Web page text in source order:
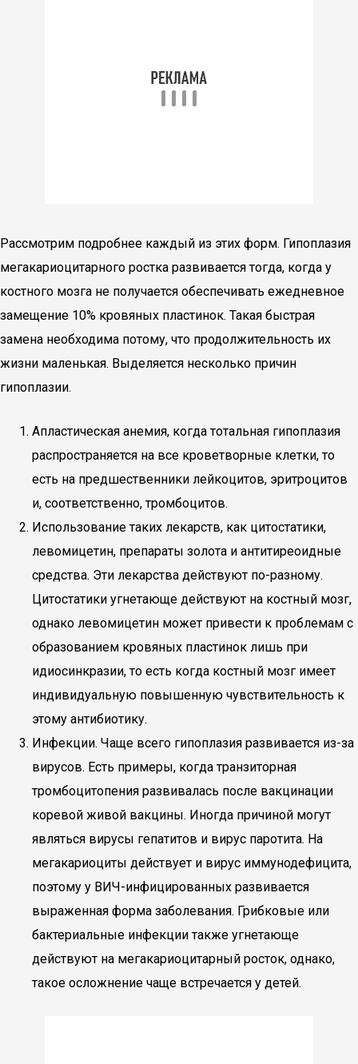
Рассмотрим подробнее каждый из этих форм. Гипоплазия
мегакариоцитарного ростка развивается тогда, когда у
костного мозга не получается обеспечивать ежедневное
замещение 10% кровяных пластинок. Такая быстрая
замена необходима потому, что продолжительность их
жизни маленькая. Выделяется несколько причин
гипоплазии.
Апластическая анемия, когда тотальная гипоплазия
распространяется на все кроветворные клетки, то
есть на предшественники лейкоцитов, эритроцитов
и, соответственно, тромбоцитов.
Использование таких лекарств, как цитостатики,
левомицетин, препараты золота и антитиреоидные
средства. Эти лекарства действуют по-разному.
Цитостатики угнетающе действуют на костный мозг,
однако левомицетин может привести к проблемам с
образованием кровяных пластинок лишь при
идиосинкразии, то есть когда костный мозг имеет
индивидуальную повышенную чувствительность к
этому антибиотику.
Инфекции. Чаще всего гипоплазия развивается из-за
вирусов. Есть примеры, когда транзиторная
тромбоцитопения развивалась после вакцинации
коревой живой вакцины. Иногда причиной могут
являться вирусы гепатитов и вирус паротита. На
мегакариоциты действует и вирус иммунодефицита,
поэтому у ВИЧ-инфицированных развивается
выраженная форма заболевания. Грибковые или
бактериальные инфекции также угнетающе
действуют на мегакариоцитарный росток, однако,
такое осложнение чаще встречается у детей.